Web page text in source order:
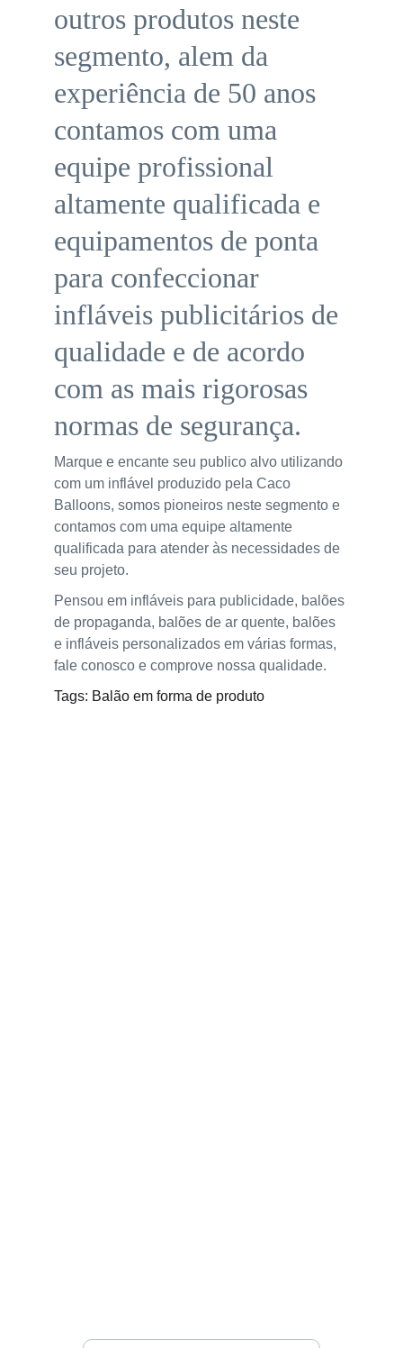
outros produtos neste
segmento, alem da
experiência de 50 anos
contamos com uma
equipe profissional
altamente qualificada e
equipamentos de ponta
para confeccionar
infláveis publicitários de
qualidade e de acordo
com as mais rigorosas
normas de segurança.
Marque e encante seu publico alvo utilizando
com um inflável produzido pela Caco
Balloons, somos pioneiros neste segmento e
contamos com uma equipe altamente
qualificada para atender às necessidades de
seu projeto.
Pensou em infláveis para publicidade, balões
de propaganda, balões de ar quente, balões
e infláveis personalizados em várias formas,
fale conosco e comprove nossa qualidade.
Tags: Balão em forma de produto